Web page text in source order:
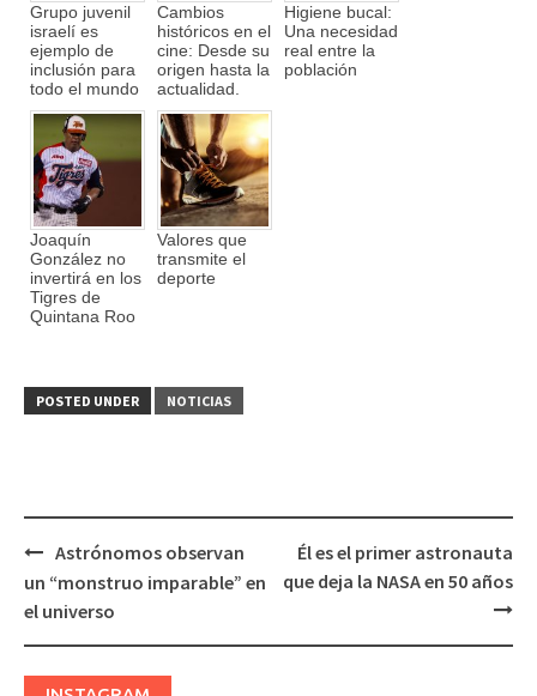
Grupo juvenil
israelí es
ejemplo de
inclusión para
todo el mundo
Cambios
históricos en el
cine: Desde su
origen hasta la
actualidad.
Higiene bucal:
Una necesidad
real entre la
población
Joaquín
González no
invertirá en los
Tigres de
Quintana Roo
Valores que
transmite el
deporte
POSTED UNDER NOTICIAS
Post
navigation
Astrónomos observan
un “monstruo imparable” en
el universo
Él es el primer astronauta
que deja la NASA en 50 años